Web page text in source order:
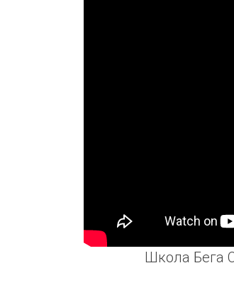
Школа Бега